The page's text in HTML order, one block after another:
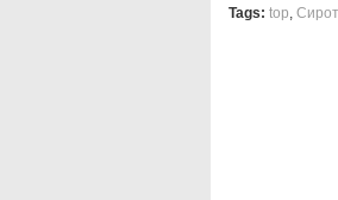
Tags: top,